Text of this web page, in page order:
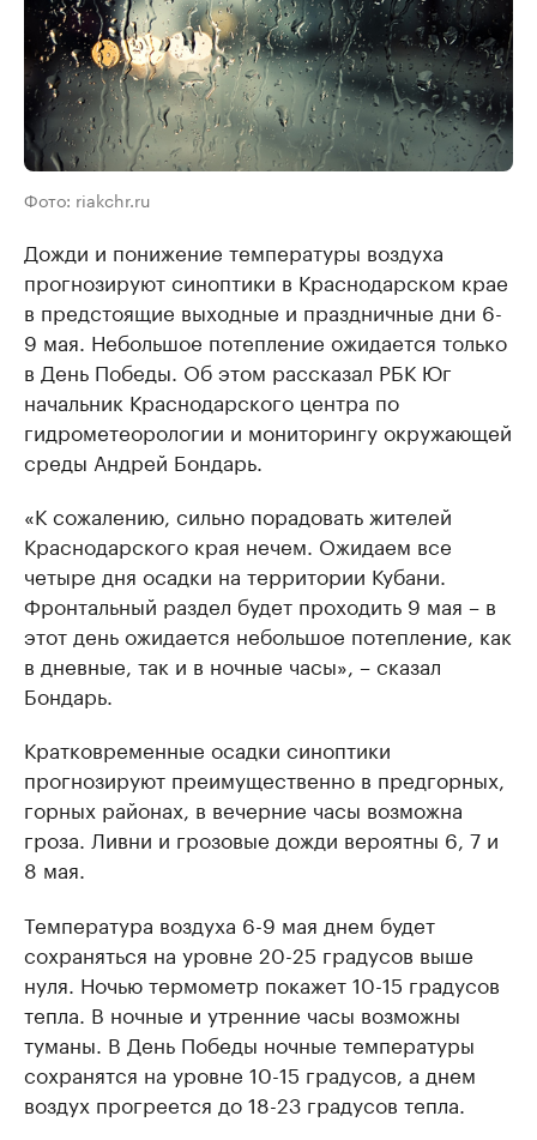
Фото: riakchr.ru
Дожди и понижение температуры воздуха
прогнозируют синоптики в Краснодарском крае
в предстоящие выходные и праздничные дни 6-
9 мая. Небольшое потепление ожидается только
в День Победы. Об этом рассказал РБК Юг
начальник Краснодарского центра по
гидрометеорологии и мониторингу окружающей
среды Андрей Бондарь.
«К сожалению, сильно порадовать жителей
Краснодарского края нечем. Ожидаем все
четыре дня осадки на территории Кубани.
Фронтальный раздел будет проходить 9 мая – в
этот день ожидается небольшое потепление, как
в дневные, так и в ночные часы», – сказал
Бондарь.
Кратковременные осадки синоптики
прогнозируют преимущественно в предгорных,
горных районах, в вечерние часы возможна
гроза. Ливни и грозовые дожди вероятны 6, 7 и
8 мая.
Температура воздуха 6-9 мая днем будет
сохраняться на уровне 20-25 градусов выше
нуля. Ночью термометр покажет 10-15 градусов
тепла. В ночные и утренние часы возможны
туманы. В День Победы ночные температуры
сохранятся на уровне 10-15 градусов, а днем
воздух прогреется до 18-23 градусов тепла.